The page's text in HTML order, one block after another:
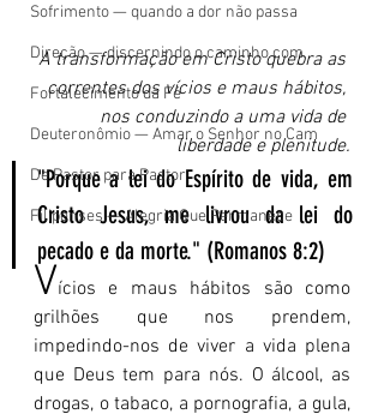
Sofrimento — quando a dor não passa
Direção — discernindo o caminho com
Fortalecimento da Fé
Deuteronômio — Amar o Senhor no Cam
De Pastor para Pastor
Filipenses — Alegria Que Permanece
A transformação em Cristo quebra as
correntes dos vícios e maus hábitos,
nos conduzindo a uma vida de
liberdade e plenitude.
"Porque a lei do Espírito de vida, em
Cristo Jesus, me livrou da lei do
pecado e da morte." (Romanos 8:2)
Vícios e maus hábitos são como
grilhões que nos prendem,
impedindo-nos de viver a vida plena
que Deus tem para nós. O álcool, as
drogas, o tabaco, a pornografia, a gula,